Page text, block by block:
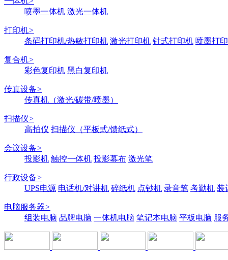
喷墨一体机 激光一体机
打印机>
条码打印机/热敏打印机 激光打印机 针式打印机 喷墨打
复合机>
彩色复印机 黑白复印机
传真设备>
传真机（激光/碳带/喷墨）
扫描仪>
高拍仪 扫描仪（平板式/馈纸式）
会议设备>
投影机 触控一体机 投影幕布 激光笔
行政设备>
UPS电源 电话机/对讲机 碎纸机 点钞机 录音笔 考勤机 装
电脑服务器>
组装电脑 品牌电脑 一体机电脑 笔记本电脑 平板电脑 服